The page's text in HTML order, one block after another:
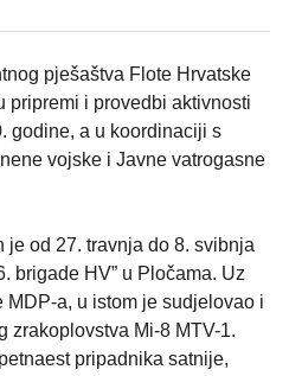
pješaštva Flote Hrvatske
pripremi i provedbi aktivnosti
godine, a u koordinaciji s
vojske i Javne vatrogasne
je od 27. travnja do 8. svibnja
brigade HV” u Pločama. Uz
a, u istom je sudjelovao i
zrakoplovstva Mi-8 MTV-1.
pripadnika satnije,